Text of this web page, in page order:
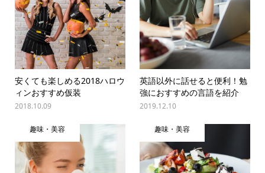
安くても楽しめる2018ハロウ
ィンおすすめ仮装
2018.10.09
英語以外に話せると便利！勉
強におすすめの言語を紹介
2019.12.10
趣味・美容 趣味・美容